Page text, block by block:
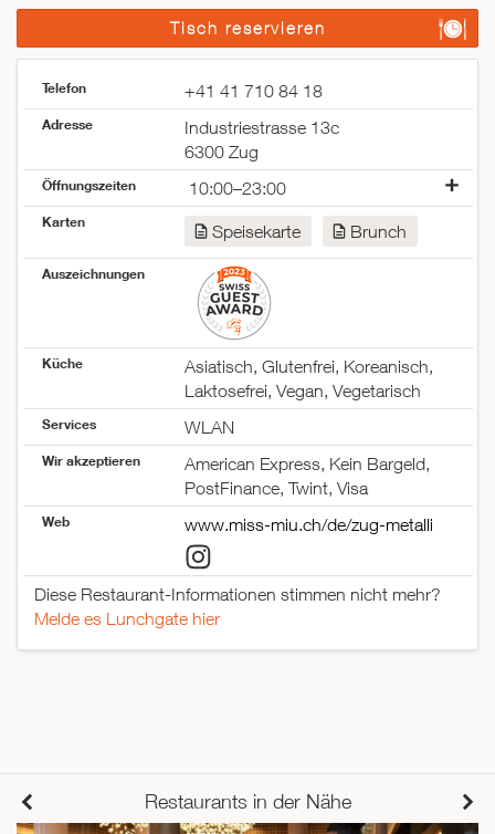
Tisch reservieren
Telefon +41 41 710 84 18
Adresse
Industriestrasse 13c
6300 Zug
Öffnungszeiten
10:00–23:00
Montag
Mittwoch
Donnerstag
Sonntag
10:00–23:00
10:00–23:00
10:00–23:00
10:00–23:00
10:00–23:00
10:00–23:00
10:00–22:00
Karten Speisekarte Brunch
Auszeichnungen
Küche
Asiatisch, Glutenfrei, Koreanisch,
Laktosefrei, Vegan, Vegetarisch
Services WLAN
Wir akzeptieren
American Express, Kein Bargeld,
PostFinance, Twint, Visa
Web www.miss-miu.ch/de/zug-metalli
Diese Restaurant-Informationen stimmen nicht mehr?
Melde es Lunchgate hier
Restaurants in der Nähe